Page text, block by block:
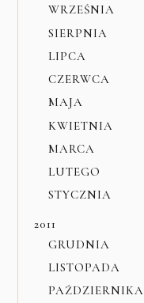
WRZEŚNIA
SIERPNIA
LIPCA
CZERWCA
MAJA
KWIETNIA
MARCA
LUTEGO
STYCZNIA
2011
GRUDNIA
LISTOPADA
PAŹDZIERNIKA